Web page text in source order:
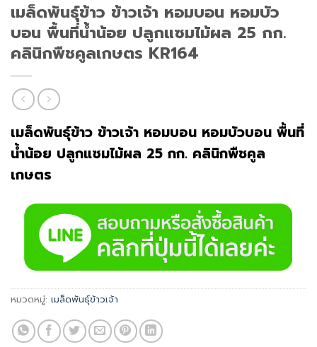
เมล็ดพันธุ์​ข้าว​ ข้าวเจ้า หอมบอน หอมบัว
บอน พื้นที่น้ำน้อย ปลูกแซมไม้ผล 25 กก.
คลินิกพืชคูลเกษตร KR164
เมล็ดพันธุ์​ข้าว​ ข้าวเจ้า หอมบอน หอมบัวบอน พื้นที่
น้ำน้อย ปลูกแซมไม้ผล 25 กก. คลินิกพืชคูล
เกษตร
หมวดหมู่: เมล็ดพันธุ์ข้าวเจ้า